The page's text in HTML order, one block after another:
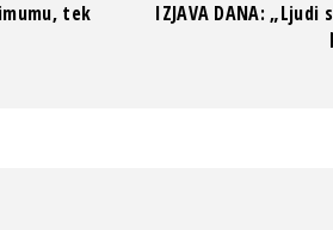
tek
IZJAVA DANA: